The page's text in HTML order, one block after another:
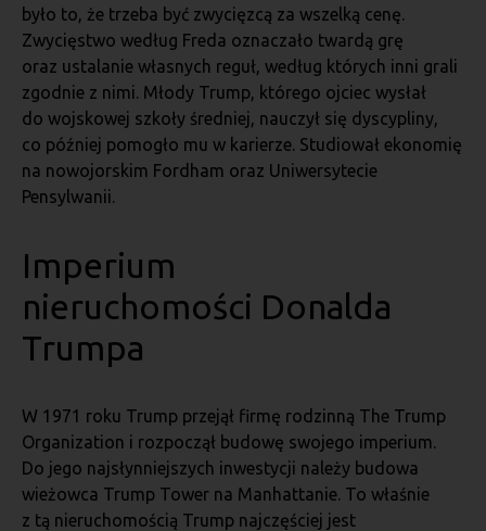
było to, że trzeba być zwycięzcą za wszelką cenę.
Zwycięstwo według Freda oznaczało twardą grę
oraz ustalanie własnych reguł, według których inni grali
zgodnie z nimi. Młody Trump, którego ojciec wysłał
do wojskowej szkoły średniej, nauczył się dyscypliny,
co później pomogło mu w karierze. Studiował ekonomię
na nowojorskim Fordham oraz Uniwersytecie
Pensylwanii.
Imperium
nieruchomości Donalda
Trumpa
W 1971 roku Trump przejął firmę rodzinną The Trump
Organization i rozpoczął budowę swojego imperium.
Do jego najsłynniejszych inwestycji należy budowa
wieżowca Trump Tower na Manhattanie. To właśnie
z tą nieruchomością Trump najczęściej jest